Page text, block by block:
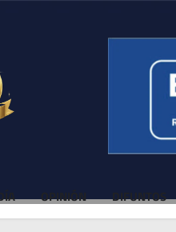
OPINIÓN DIFUNTOS